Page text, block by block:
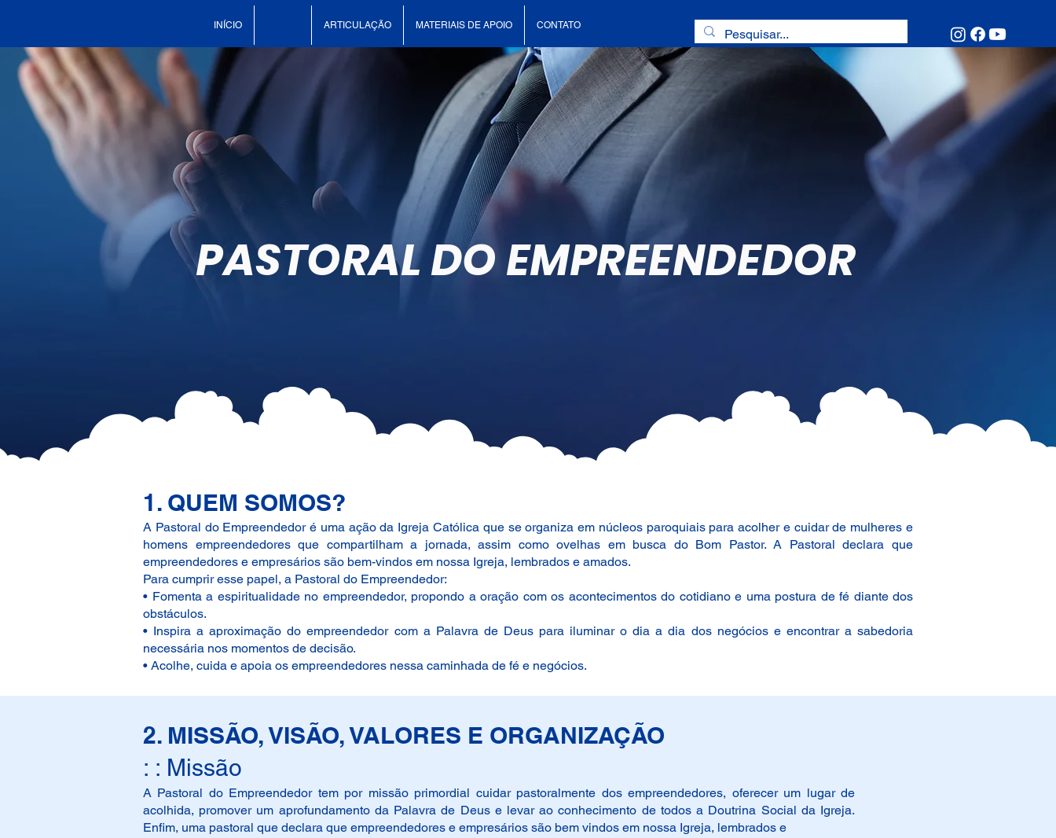
INÍCIO ARTICULAÇÃO MATERIAIS DE APOIO CONTATO
PASTORAL DO EMPREENDEDOR
1. QUEM SOMOS?
A Pastoral do Empreendedor é uma ação da Igreja Católica que se organiza em núcleos paroquiais para acolher e cuidar de mulheres e
homens empreendedores que compartilham a jornada, assim como ovelhas em busca do Bom Pastor. A Pastoral declara que
empreendedores e empresários são bem-vindos em nossa Igreja, lembrados e amados.
Para cumprir esse papel, a Pastoral do Empreendedor:
• Fomenta a espiritualidade no empreendedor, propondo a oração com os acontecimentos do cotidiano e uma postura de fé diante dos
obstáculos.
• Inspira a aproximação do empreendedor com a Palavra de Deus para iluminar o dia a dia dos negócios e encontrar a sabedoria
necessária nos momentos de decisão.
• Acolhe, cuida e apoia os empreendedores nessa caminhada de fé e negócios.
2. MISSÃO, VISÃO, VALORES E ORGANIZAÇÃO
: : Missão
A Pastoral do Empreendedor tem por missão primordial cuidar pastoralmente dos empreendedores, oferecer um lugar de
acolhida, promover um aprofundamento da Palavra de Deus e levar ao conhecimento de todos a Doutrina Social da Igreja.
Enfim, uma pastoral que declara que empreendedores e empresários são bem vindos em nossa Igreja, lembrados e